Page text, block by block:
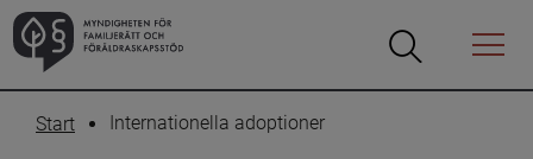
Öppna
Öppna
Menyn
Start Internationella adoptioner